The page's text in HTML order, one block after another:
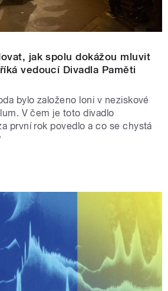
jak spolu dokážou mluvit
vedoucí Divadla Paměti
bylo založeno loni v neziskové
V čem je toto divadlo
první rok povedlo a co se chystá